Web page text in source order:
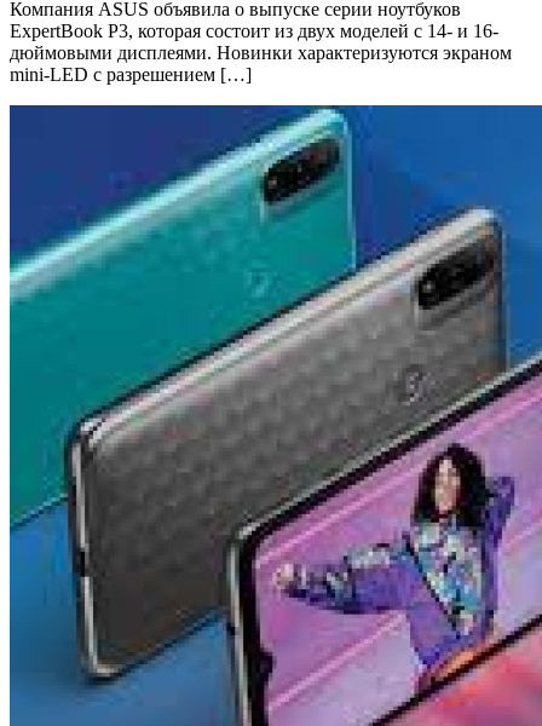
Компания ASUS объявила о выпуске серии ноутбуков
ExpertBook P3, которая состоит из двух моделей с 14- и 16-
дюймовыми дисплеями. Новинки характеризуются экраном
mini-LED с разрешением […]